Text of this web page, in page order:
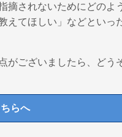
摘されないためにどのよ
えてほしい」などといっ
がございましたら、どう
らへ